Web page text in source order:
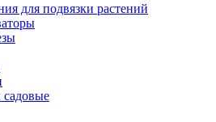
для подвязки растений